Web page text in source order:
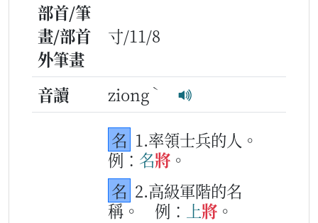
部首/筆
畫/部首
外筆畫
寸/11/8
音讀 ziong ˋ
名 1.率領士兵的人。
例： 名將 。
名 2.高級軍階的名
稱。
例： 上將 。